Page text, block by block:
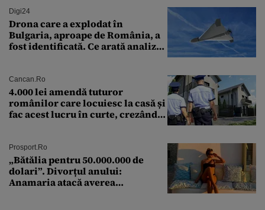
Digi24
Drona care a explodat în
Bulgaria, aproape de România, a
fost identificată. Ce arată analiza
Cancan.ro
4.000 lei amendă tuturor
românilor care locuiesc la casă și
fac acest lucru în curte, crezând
Prosport.ro
„Bătălia pentru 50.000.000 de
dolari”. Divorțul anului:
Anamaria atacă averea